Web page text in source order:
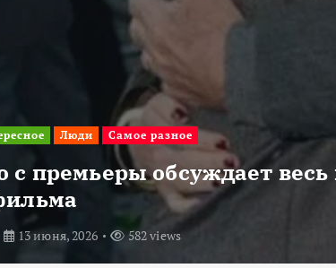
Люди Самое разное
с премьеры обсуждает весь
13 июня, 2026 582 views